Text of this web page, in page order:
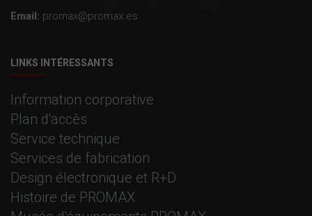
Email: promax@promax.es
LINKS INTÉRESSANTS
Information corporative
Plan d'accès
Service technique
Services de fabrication
Design électronique et R+D
Histoire de PROMAX